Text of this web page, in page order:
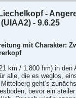
-
- 9.6.25
mit Charakter:
km / 1.800 hm) in den
alle, die es weglos,
geht’s
bevor ein